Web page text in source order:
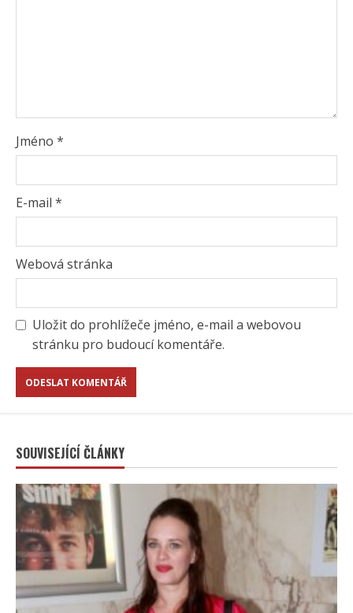
Jméno *
E-mail *
Webová stránka
Uložit do prohlížeče jméno, e-mail a webovou
stránku pro budoucí komentáře.
SOUVISEJÍCÍ ČLÁNKY